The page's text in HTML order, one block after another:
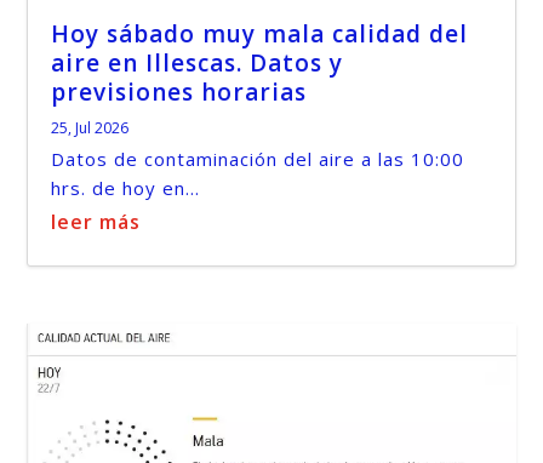
Hoy sábado muy mala calidad del
aire en Illescas. Datos y
previsiones horarias
25, Jul 2026
Datos de contaminación del aire a las 10:00
hrs. de hoy en...
leer más